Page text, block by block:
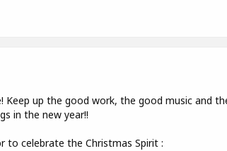
Keep up the good work, the good music and
in the new year!!
to celebrate the Christmas Spirit :